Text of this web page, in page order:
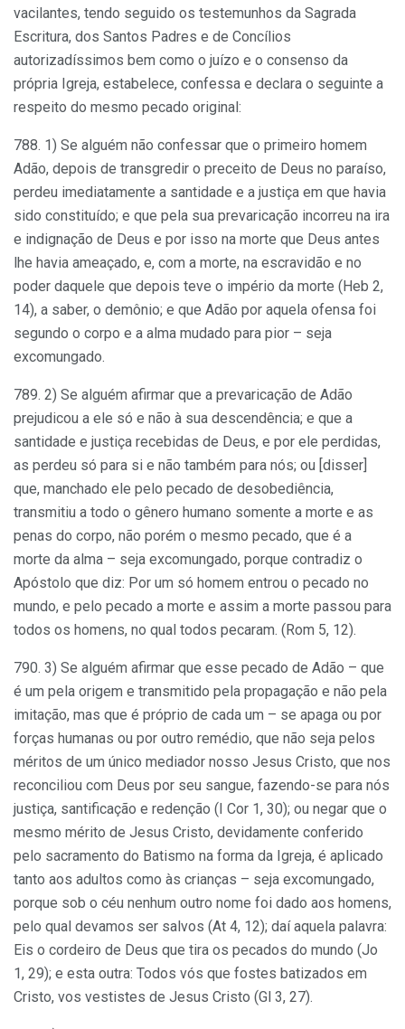
vacilantes, tendo seguido os testemunhos da Sagrada
Escritura, dos Santos Padres e de Concílios
autorizadíssimos bem como o juízo e o consenso da
própria Igreja, estabelece, confessa e declara o seguinte a
respeito do mesmo pecado original:
788. 1) Se alguém não confessar que o primeiro homem
Adão, depois de transgredir o preceito de Deus no paraíso,
perdeu imediatamente a santidade e a justiça em que havia
sido constituído; e que pela sua prevaricação incorreu na ira
e indignação de Deus e por isso na morte que Deus antes
lhe havia ameaçado, e, com a morte, na escravidão e no
poder daquele que depois teve o império da morte (Heb 2,
14), a saber, o demônio; e que Adão por aquela ofensa foi
segundo o corpo e a alma mudado para pior – seja
excomungado.
789. 2) Se alguém afirmar que a prevaricação de Adão
prejudicou a ele só e não à sua descendência; e que a
santidade e justiça recebidas de Deus, e por ele perdidas,
as perdeu só para si e não também para nós; ou [disser]
que, manchado ele pelo pecado de desobediência,
transmitiu a todo o gênero humano somente a morte e as
penas do corpo, não porém o mesmo pecado, que é a
morte da alma – seja excomungado, porque contradiz o
Apóstolo que diz: Por um só homem entrou o pecado no
mundo, e pelo pecado a morte e assim a morte passou para
todos os homens, no qual todos pecaram. (Rom 5, 12).
790. 3) Se alguém afirmar que esse pecado de Adão – que
é um pela origem e transmitido pela propagação e não pela
imitação, mas que é próprio de cada um – se apaga ou por
forças humanas ou por outro remédio, que não seja pelos
méritos de um único mediador nosso Jesus Cristo, que nos
reconciliou com Deus por seu sangue, fazendo-se para nós
justiça, santificação e redenção (I Cor 1, 30); ou negar que o
mesmo mérito de Jesus Cristo, devidamente conferido
pelo sacramento do Batismo na forma da Igreja, é aplicado
tanto aos adultos como às crianças – seja excomungado,
porque sob o céu nenhum outro nome foi dado aos homens,
pelo qual devamos ser salvos (At 4, 12); daí aquela palavra:
Eis o cordeiro de Deus que tira os pecados do mundo (Jo
1, 29); e esta outra: Todos vós que fostes batizados em
Cristo, vos vestistes de Jesus Cristo (Gl 3, 27).